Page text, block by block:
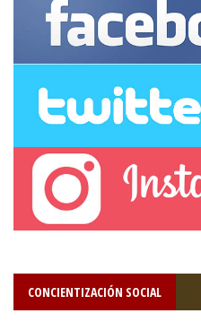
CONCIENTIZACIÓN SOCIAL